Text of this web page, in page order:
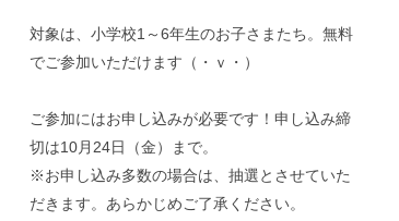
対象は、小学校1～6年生のお子さまたち。無料
でご参加いただけます（・ｖ・）
ご参加にはお申し込みが必要です！申し込み締
切は10月24日（金）まで。
※お申し込み多数の場合は、抽選とさせていた
だきます。あらかじめご了承ください。